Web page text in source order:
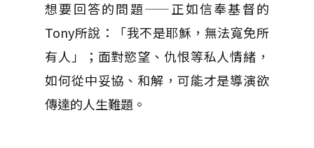
想要回答的問題——正如信奉基督的
Tony所說：「我不是耶穌，無法寬免所
有人」；面對慾望、仇恨等私人情緒，
如何從中妥協、和解，可能才是導演欲
傳達的人生難題。